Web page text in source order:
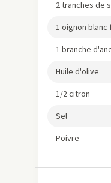
2 tranches de
1 oignon blanc
1 branche
Huile d'olive
1/2 citron
Sel
Poivre